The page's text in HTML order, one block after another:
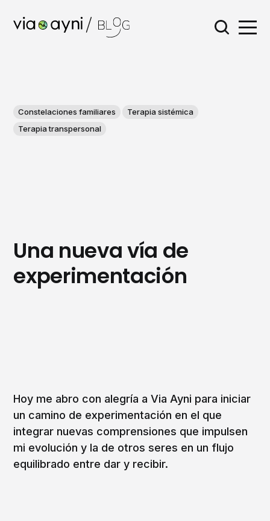
Constelaciones familiares
Terapia sistémica
Terapia transpersonal
Una nueva vía de
experimentación
Hoy me abro con alegría a Via Ayni para iniciar
un camino de experimentación en el que
integrar nuevas comprensiones que impulsen
mi evolución y la de otros seres en un flujo
equilibrado entre dar y recibir.